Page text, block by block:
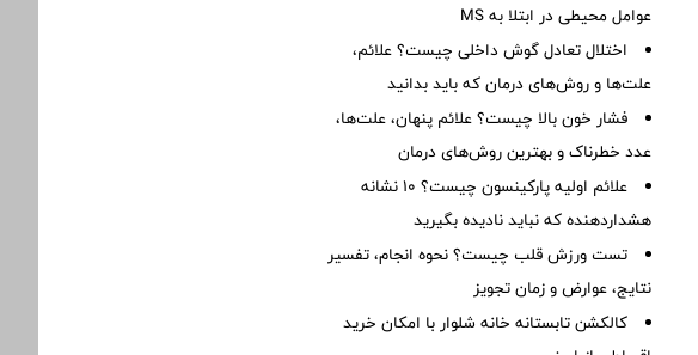
عوامل محیطی در ابتلا به MS
اختلال تعادل گوش داخلی چیست؟ علائم،
علت‌ها و روش‌های درمان که باید بدانید
فشار خون بالا چیست؟ علائم پنهان، علت‌ها،
عدد خطرناک و بهترین روش‌های درمان
علائم اولیه پارکینسون چیست؟ ۱۰ نشانه
هشداردهنده که نباید نادیده بگیرید
تست ورزش قلب چیست؟ نحوه انجام، تفسیر
نتایج، عوارض و زمان تجویز
کالکشن تابستانه خانه شلوار با امکان خرید